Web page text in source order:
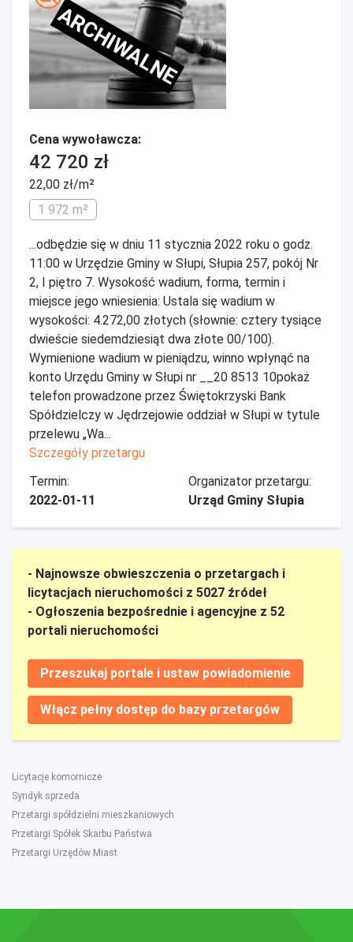
ARCHIWALNE
Cena wywoławcza:
42 720 zł
22,00 zł/m²
1 972 m²
...odbędzie się w dniu 11 stycznia 2022 roku o godz.
11:00 w Urzędzie Gminy w Słupi, Słupia 257, pokój Nr
2, I piętro 7. Wysokość wadium, forma, termin i
miejsce jego wniesienia: Ustala się wadium w
wysokości: 4.272,00 złotych (słownie: cztery tysiące
dwieście siedemdziesiąt dwa złote 00/100).
Wymienione wadium w pieniądzu, winno wpłynąć na
konto Urzędu Gminy w Słupi nr __20 8513 10pokaż
telefon prowadzone przez Świętokrzyski Bank
Spółdzielczy w Jędrzejowie oddział w Słupi w tytule
przelewu „Wa...
Szczegóły przetargu
Termin:
2022-01-11
Organizator przetargu:
Urząd Gminy Słupia
- Najnowsze obwieszczenia o przetargach i
licytacjach nieruchomości z 5027 źródeł
- Ogłoszenia bezpośrednie i agencyjne z 52
portali nieruchomości
Przeszukaj portale i ustaw powiadomienie
Włącz pełny dostęp do bazy przetargów
Licytacje komornicze
Syndyk sprzeda
Przetargi spółdzielni mieszkaniowych
Przetargi Spółek Skarbu Państwa
Przetargi Urzędów Miast